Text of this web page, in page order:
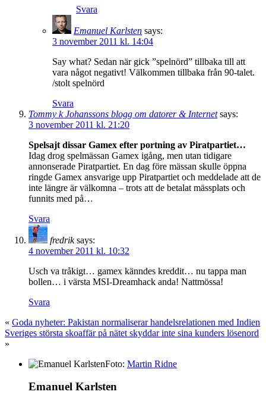
Svara
Emanuel Karlsten says:
3 november 2011 kl. 14:04
Say what? Sedan när gick ”spelnörd” tillbaka till att
vara något negativt! Välkommen tillbaka från 90-talet.
/stolt spelnörd
Svara
Tommy k Johanssons blogg om datorer & Internet says:
3 november 2011 kl. 21:20
Spelsajt dissar Gamex efter portning av Piratpartiet…
Idag drog spelmässan Gamex igång, men utan tidigare
annonserade Piratpartiet. En dag före mässan skulle öppna
ringde Gamex ansvarige upp Piratpartiet och meddelade att de
inte längre är välkomna – trots att de betalat mässplats och
funnits med på…
Svara
fredrik says:
4 november 2011 kl. 10:32
Usch va tråkigt… gamex känndes kreddit… nu tappa man
bollen… i värsta MSI-Dreamhack anda! Nattmössa!
Svara
« Goda nyheter: Pakistan normaliserar handelsrelationen med Indien
Sveriges största skoaffär på nätet skyddar inte sina kunders lösenord
»
Foto: Martin Ridne
Emanuel Karlsten